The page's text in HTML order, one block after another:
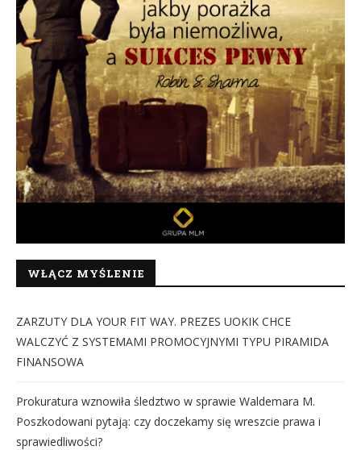
WŁĄCZ MYŚLENIE
ZARZUTY DLA YOUR FIT WAY. PREZES UOKIK CHCE
WALCZYĆ Z SYSTEMAMI PROMOCYJNYMI TYPU PIRAMIDA
FINANSOWA
Prokuratura wznowiła śledztwo w sprawie Waldemara M.
Poszkodowani pytają: czy doczekamy się wreszcie prawa i
sprawiedliwości?